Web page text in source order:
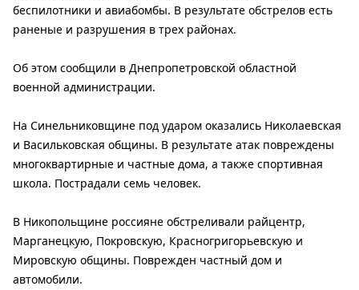
беспилотники и авиабомбы. В результате обстрелов есть
раненые и разрушения в трех районах.
Об этом сообщили в Днепропетровской областной
военной администрации.
На Синельниковщине под ударом оказались Николаевская
и Васильковская общины. В результате атак повреждены
многоквартирные и частные дома, а также спортивная
школа. Пострадали семь человек.
В Никопольщине россияне обстреливали райцентр,
Марганецкую, Покровскую, Красногригорьевскую и
Мировскую общины. Поврежден частный дом и
автомобили.